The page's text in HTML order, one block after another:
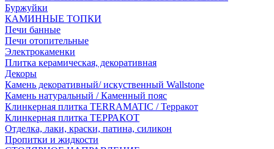
Буржуйки
КАМИННЫЕ ТОПКИ
Печи банные
Печи отопительные
Электрокаменки
Плитка керамическая, декоративная
Декоры
Камень декоративный/ искуственный Wallstone
Камень натуральный / Каменный пояс
Клинкерная плитка TERRAMATIC / Терракот
Клинкерная плитка ТЕРРАКОТ
Отделка, лаки, краски, патина, силикон
Пропитки и жидкости